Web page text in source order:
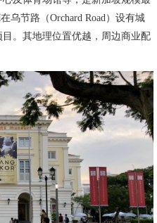
乌节路（Orchard Road）设有城
。其地理位置优越，周边商业配